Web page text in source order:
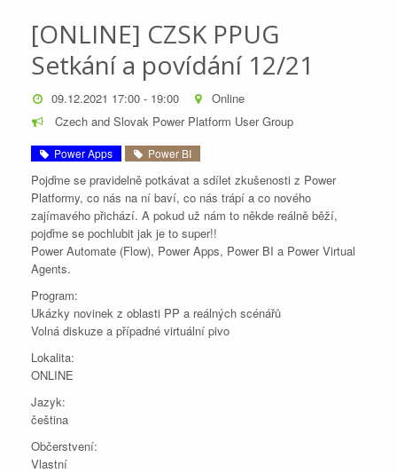
[ONLINE] CZSK PPUG
Setkání a povídání 12/21
09.12.2021 17:00 - 19:00
Online
Czech and Slovak Power Platform User Group
Power Apps Power BI
Pojďme se pravidelně potkávat a sdílet zkušenosti z Power
Platformy, co nás na ní baví, co nás trápí a co nového
zajímavého přichází. A pokud už nám to někde reálně běží,
pojďme se pochlubit jak je to super!!
Power Automate (Flow), Power Apps, Power BI a Power Virtual
Agents.
Program:
Ukázky novinek z oblasti PP a reálných scénářů
Volná diskuze a případné virtuální pivo
Lokalita:
ONLINE
Jazyk:
čeština
Občerstvení:
Vlastní